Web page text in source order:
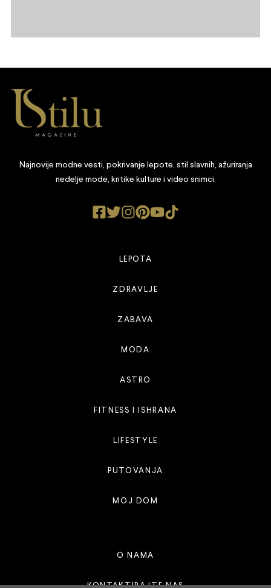
Najnovije modne vesti, pokrivanje lepote, stil slavnih, ažuriranja
nedelje mode, kritike kulture i video snimci.
LEPOTA
ZDRAVLJE
ZABAVA
MODA
ASTRO
FITNESS I ISHRANA
LIFESTYLE
PUTOVANJA
MOJ DOM
O NAMA
KONTAKTIRAJTE NAS